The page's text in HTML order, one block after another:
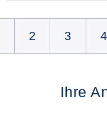
2 3 4
Ihre